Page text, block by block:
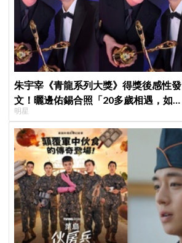
朱宇宰《青龍系列大獎》得獎後感性發
文！曬邊佑錫合照「20多歲相遇，如今
一起站上頒獎舞台」
明星